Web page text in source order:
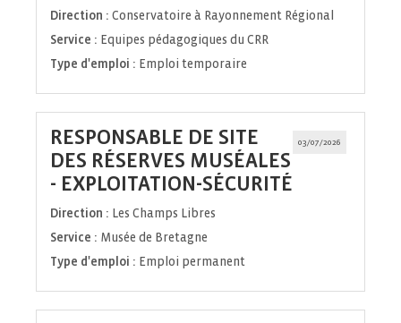
fenêtre)
Direction : Conservatoire à Rayonnement Régional
Service : Equipes pédagogiques du CRR
Type d'emploi : Emploi temporaire
03/07/2026
RESPONSABLE DE SITE
DES RÉSERVES MUSÉALES
- EXPLOITATION-SÉCURITÉ
Direction : Les Champs Libres
Service : Musée de Bretagne
Type d'emploi : Emploi permanent